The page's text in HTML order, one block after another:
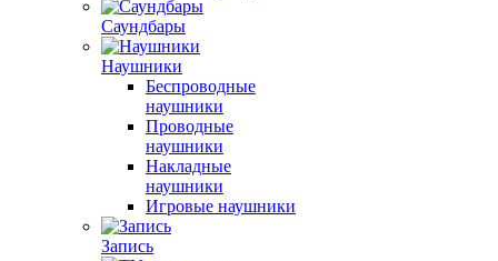
Саундбары
Наушники
Беспроводные
наушники
Проводные
наушники
Накладные
наушники
Игровые наушники
Запись